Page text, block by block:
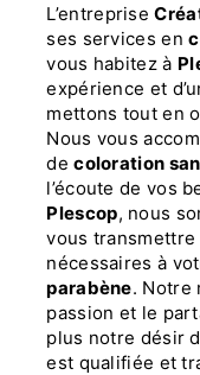
L’entreprise
ses services en
vous habitez à
expérience et
mettons tout en
Nous vous
decoloration
l’écoute de vos
Plescop, nous
vous
nécessaires à
parabène. Notre
passion et le
plus notre désir
est qualifiée et